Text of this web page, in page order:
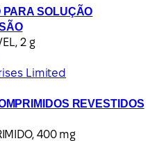
PARA SOLUÇÃO
2 g
Limited
REVESTIDOS
400 mg